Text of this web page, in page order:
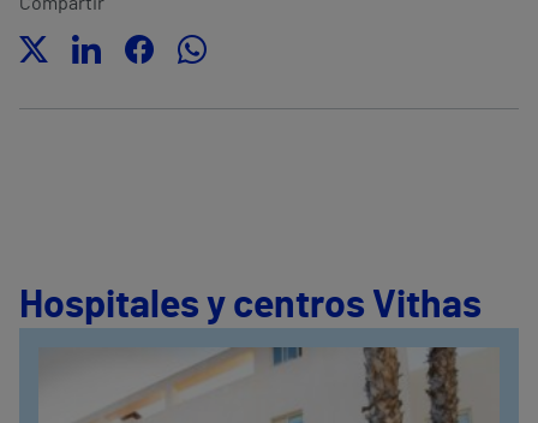
Hospitales y centros Vithas